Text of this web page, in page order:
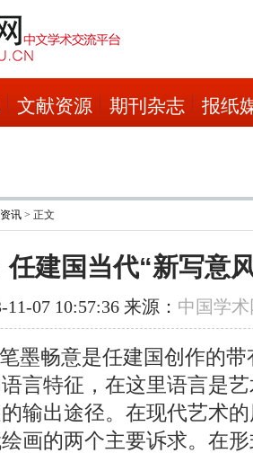
文献资源 期刊杂志 报纸
讯 > 正文
任建国当代“新写意
07 10:57:36 来源： 中国学
墨畅意是任建国创作的
言特征，在这里语言是
输出途径。在现代艺术
画的两个主要诉求。在